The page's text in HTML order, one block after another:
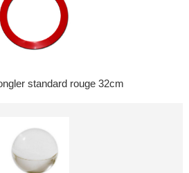
standard rouge 32cm